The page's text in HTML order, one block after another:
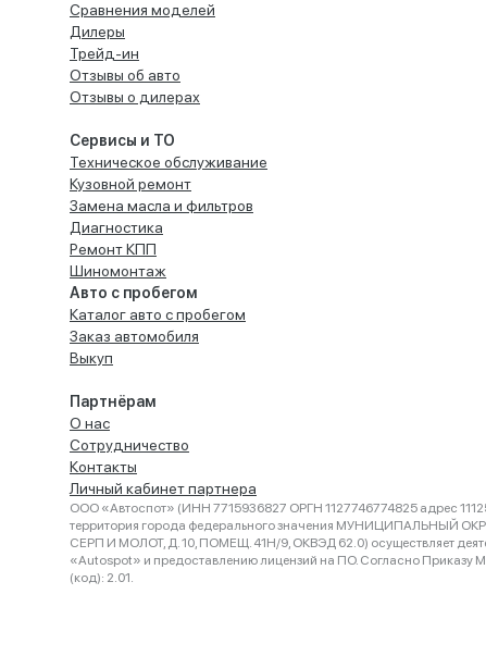
Сравнения моделей
Дилеры
Трейд-ин
Отзывы об авто
Отзывы о дилерах
Сервисы и ТО
Техническое обслуживание
Кузовной ремонт
Замена масла и фильтров
Диагностика
Ремонт КПП
Шиномонтаж
Авто с пробегом
Каталог авто с пробегом
Заказ автомобиля
Выкуп
Партнёрам
О нас
Сотрудничество
Контакты
Личный кабинет партнера
ООО «Автоспот» (ИНН 7715936827 ОРГН 1127746774825 адрес
территория города федерального значения МУНИЦИПАЛЬНЫЙ
СЕРП И МОЛОТ, Д. 10, ПОМЕЩ. 41Н/9, ОКВЭД 62.0) осуществляет
«Autospot» и предоставлению лицензий на ПО. Согласно Приказу
(код): 2.01.